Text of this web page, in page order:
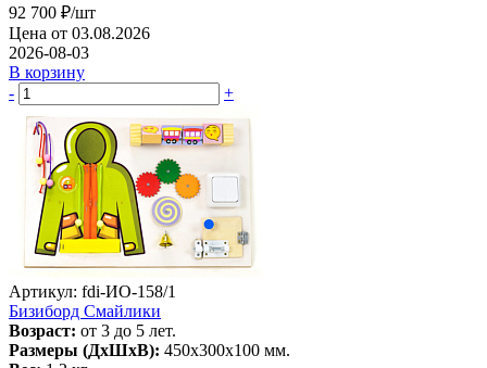
92 700 ₽/шт
Цена от 03.08.2026
2026-08-03
В корзину
-
+
Артикул: fdi-ИО-158/1
Бизиборд Смайлики
Возраст: от 3 до 5 лет.
Размеры (ДхШхВ): 450х300х100 мм.